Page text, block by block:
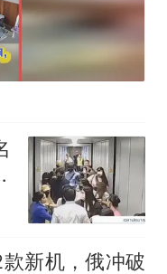
新机，俄冲破